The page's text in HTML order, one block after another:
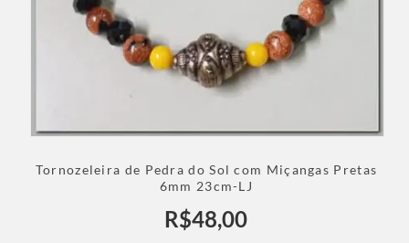
Tornozeleira de Pedra do Sol com Miçangas Pretas
6mm 23cm-LJ
R$48,00